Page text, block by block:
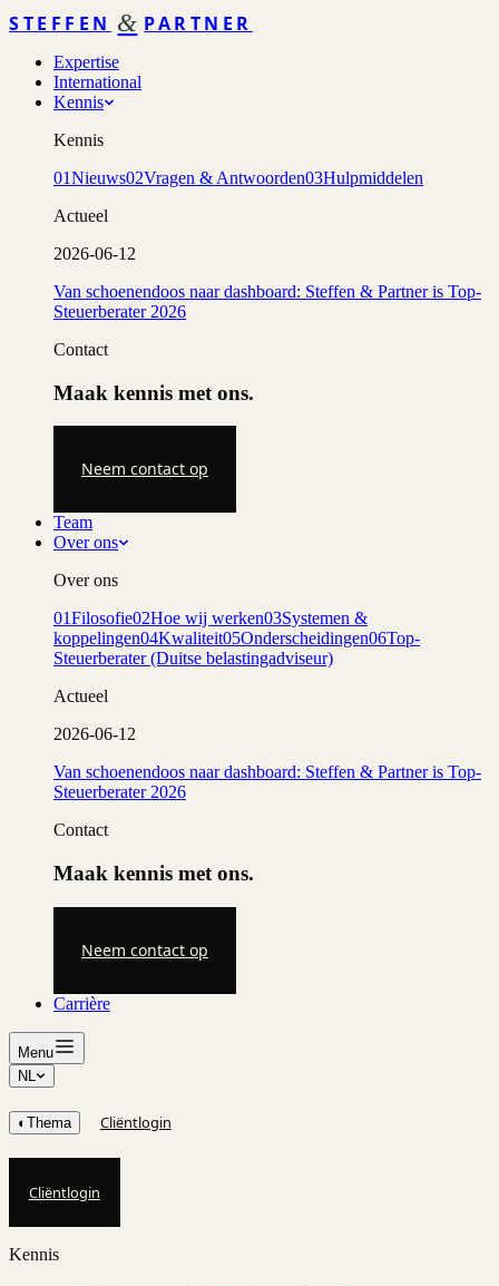
STEFFEN & PARTNER
Expertise
International
Kennis
Kennis
01Nieuws02Vragen & Antwoorden03Hulpmiddelen
Actueel
2026-06-12
Van schoenendoos naar dashboard: Steffen & Partner is Top-
Steuerberater 2026
Contact
Maak kennis met ons.
Neem contact op
Team
Over ons
Over ons
01Filosofie02Hoe wij werken03Systemen &
koppelingen04Kwaliteit05Onderscheidingen06Top-
Steuerberater (Duitse belastingadviseur)
Actueel
2026-06-12
Van schoenendoos naar dashboard: Steffen & Partner is Top-
Steuerberater 2026
Contact
Maak kennis met ons.
Neem contact op
Carrière
Menu
NL
◐ Thema Cliëntlogin
Cliëntlogin
Kennis